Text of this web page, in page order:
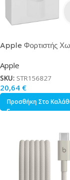
Apple Φορτιστής
Λευκός Power
Apple
SKU: STR156827
20,64 €
Προσθήκη Στο